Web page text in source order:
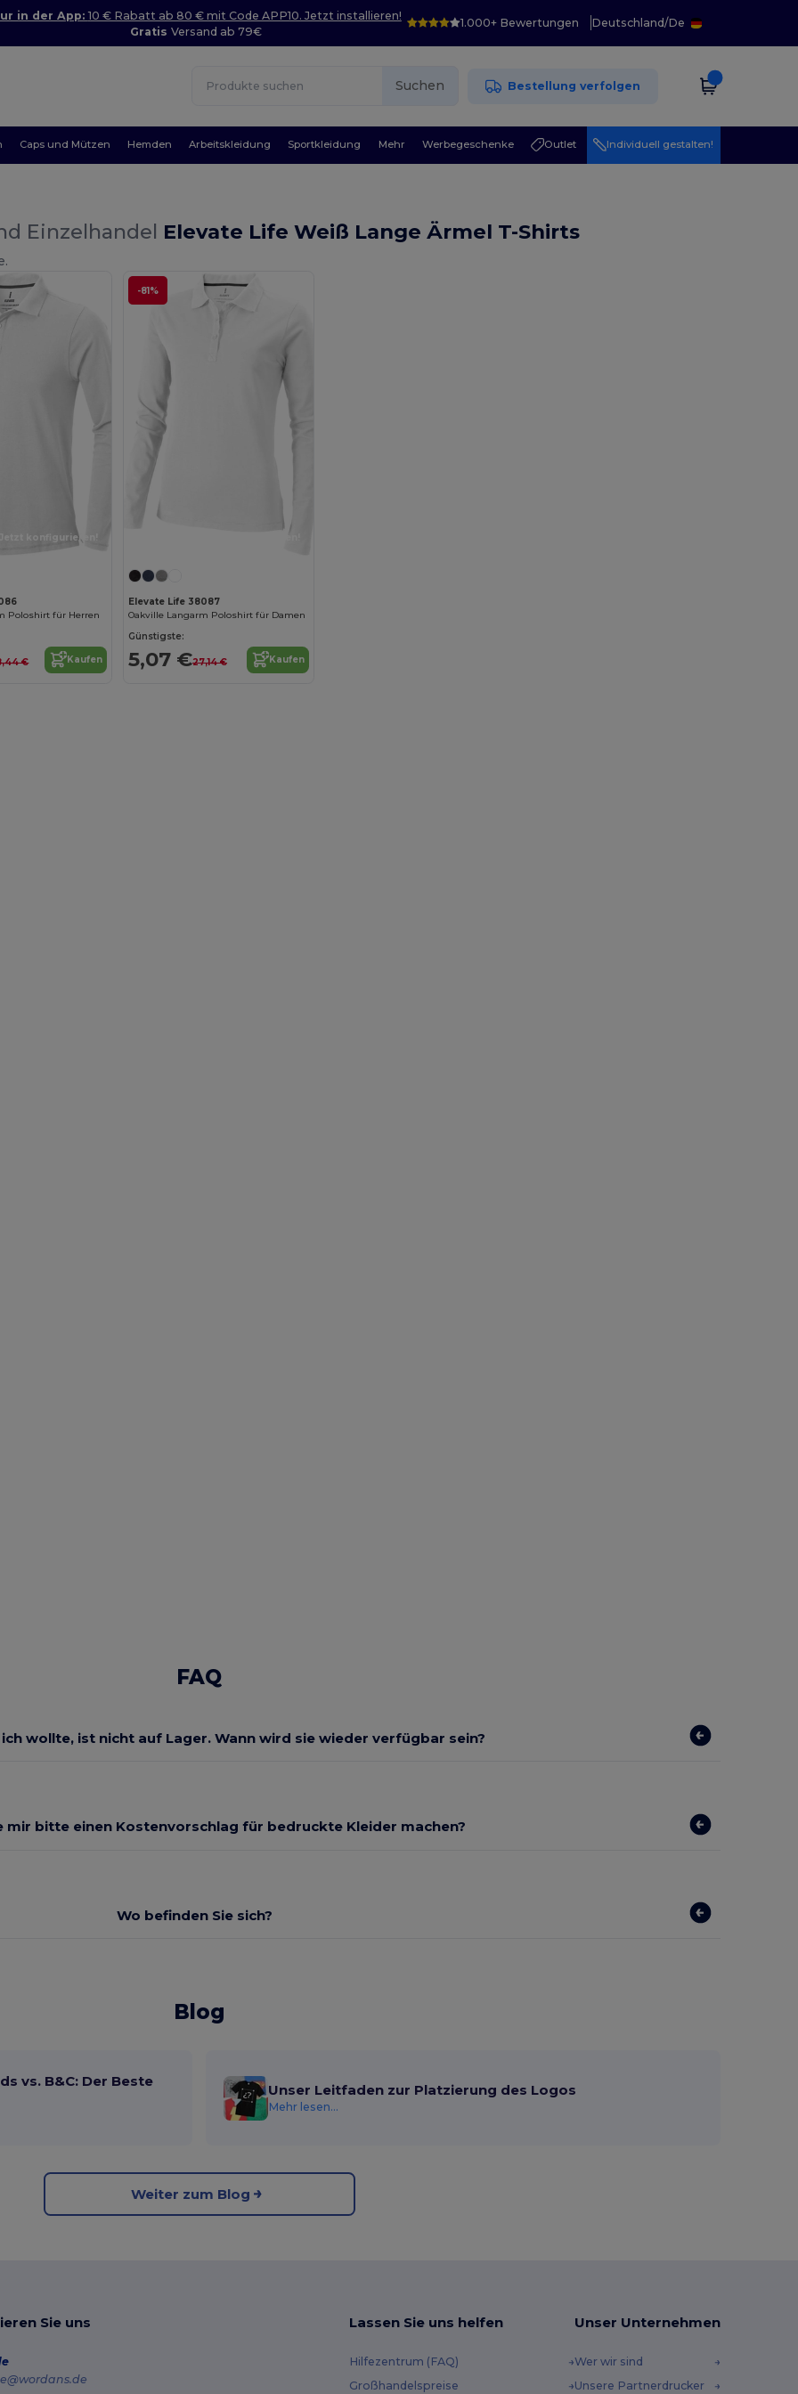
in der App: 10 € Rabatt ab 80 € mit Code APP10. Jetzt installieren!
GratisVersand ab 79€
1.000+ Bewertungen Deutschland/De
Suchen Bestellung verfolgen
Caps und Mützen Hemden Arbeitskleidung Sportkleidung Mehr Werbegeschenke Outlet Individuell gestalten!
Einzelhandel Elevate Life Weiß Lange Ärmel T-Shirts
Jetzt konfigurieren!
Poloshirt für Herren
€ Kaufen
-81%
Elevate Life 38087
Oakville Langarm Poloshirt für Damen
Günstigste:
5,07 €27,14 € Kaufen
FAQ
ich wollte, ist nicht auf Lager. Wann wird sie wieder verfügbar sein?
mir bitte einen Kostenvorschlag für bedruckte Kleider machen?
Wo befinden Sie sich?
Blog
vs. B&C: Der Beste
Unser Leitfaden zur Platzierung des Logos
Mehr lesen...
Weiter zum Blog
Sie uns Lassen Sie uns helfen
Hilfezentrum (FAQ)
Großhandelspreise
Unser Unternehmen
Wer wir sind
Unsere Partnerdrucker